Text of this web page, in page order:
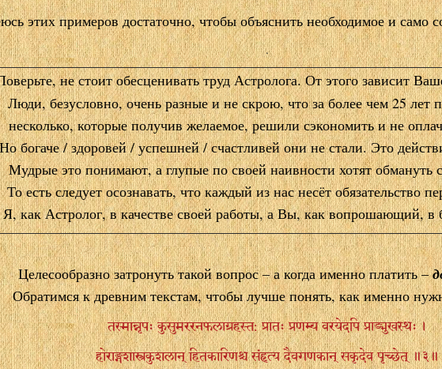
этих примеров достаточно, чтобы объяснить необходимое и само
.
не стоит обесценивать труд Астролога.От этого зависит
Люди, безусловно, очень разные и не скрою, что за более чем 25 лет
несколько, которые получив желаемое, решили сэкономить и не
Но богаче / здоровей / успешней / счастливей они не стали. Это
Мудрые это понимают, а глупые по своей наивности хотят обмануть
То есть следует осознавать, что каждый из нас несёт обязательство
Я, как Астролог, в качестве своей работы, а Вы, как вопрошающий, в
Целесообразно затронуть такой вопрос – а когда именно платить –
Обратимся к древним текстам, чтобы лучше понять, как именно
तस्मान्नृपः कुसुमररनफलाग्रहस्त: प्रातः प्रणम्य वरयेदपि प्राङ्मुखस्थः ।
होराङ्गशास्त्रकुशलान् हितकारिणश्च संहृत्य दैवगणकान् सकृदेव पृच्छेत् ॥३॥